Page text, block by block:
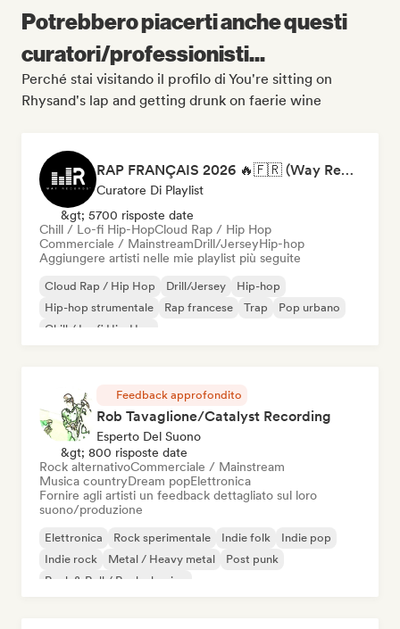
Potrebbero piacerti anche questi
curatori/professionisti...
Perché stai visitando il profilo di You're sitting on
Rhysand's lap and getting drunk on faerie wine
RAP FRANÇAIS 2026 🔥🇫🇷 (Way Records)
Curatore Di Playlist
&gt; 5700 risposte date
Chill / Lo-fi Hip-HopCloud Rap / Hip Hop
Commerciale / MainstreamDrill/JerseyHip-hop
Aggiungere artisti nelle mie playlist più seguite
Cloud Rap / Hip Hop Drill/Jersey
Hip-hop
Hip-hop strumentale
Rap francese Trap
Pop urbano
Chill / Lo-fi Hip-Hop
Feedback approfondito
Rob Tavaglione/Catalyst Recording
Esperto Del Suono
&gt; 800 risposte date
Rock alternativoCommerciale / Mainstream
Musica countryDream popElettronica
Fornire agli artisti un feedback dettagliato sul loro
suono/produzione
Elettronica Rock sperimentale Indie folk
Indie pop
Indie rock
Metal / Heavy metal
Post punk
Rock & Roll / Rock classico